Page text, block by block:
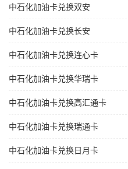
中石化加油卡兑换双安
中石化加油卡兑换长安
中石化加油卡兑换连心卡
中石化加油卡兑换华瑞卡
中石化加油卡兑换高汇通卡
中石化加油卡兑换瑞通卡
中石化加油卡兑换日月卡